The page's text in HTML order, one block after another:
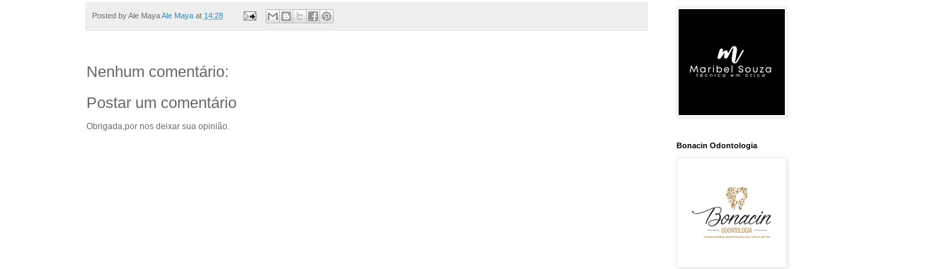
Posted by Ale MayaAle Maya at 14:28
Nenhum comentário:
Postar um comentário
Obrigada,por nos deixar sua opinião.
Bonacin Odontologia